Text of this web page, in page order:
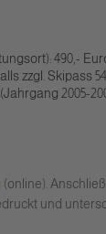
490,-
zzgl. Skipass
(Jahrgang 2005-
(online).
und